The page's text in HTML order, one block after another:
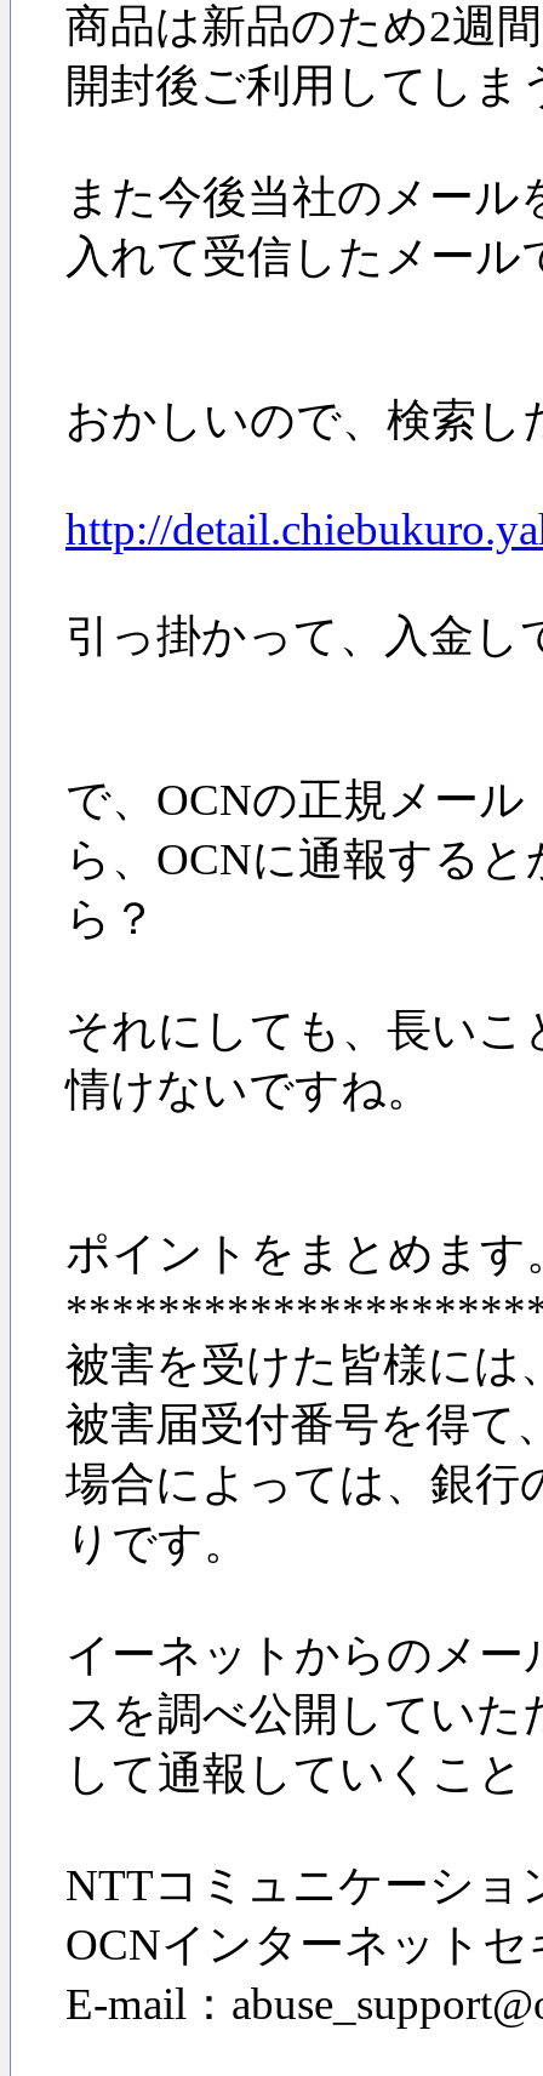
商品は新品のため2週
開封後ご利用してし
また今後当社のメー
入れて受信したメール
おかしいので、検索
http://
引っ掛かって、入金
で、OCNの正規メール
ら、OCNに通報する
ら？
それにしても、長い
情けないですね。
ポイントをまとめます
被害を受けた皆様には
被害届受付番号を得て
場合によっては、銀行
りです。
イーネットからのメ
スを調べ公開してい
して通報していくこと
NTTコミュニケーショ
OCNインターネット
E-mail：